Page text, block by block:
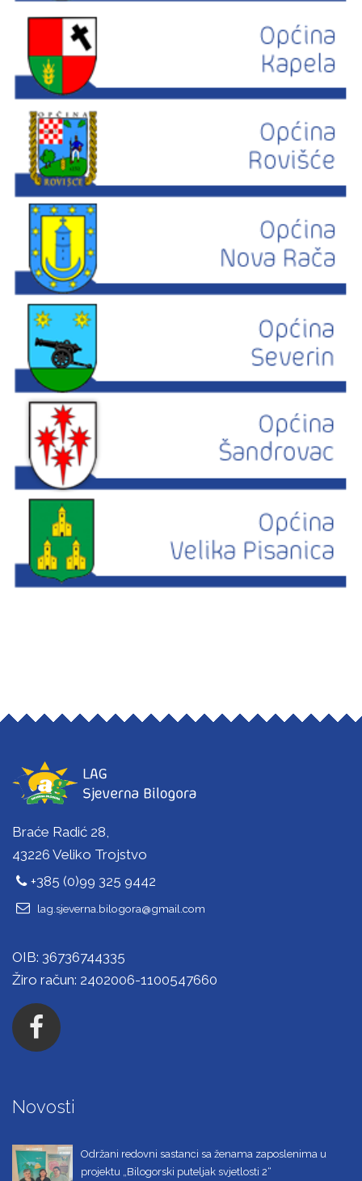
Braće Radić 28,
43226 Veliko Trojstvo
+385 (0)99 325 9442
lag.sjeverna.bilogora@gmail.com
OIB: 36736744335
Žiro račun: 2402006-1100547660
Novosti
Održani redovni sastanci sa ženama zaposlenima u
projektu „Bilogorski puteljak svjetlosti 2“